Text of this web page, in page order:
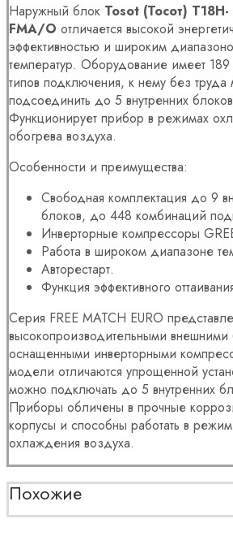
Наружный блок Tosot (Тосот) T18H-
FMA/O отличается высокой
эффективностью и широким
температур. Оборудование имеет
типов подключения, к нему без
подсоединить до 5 внутренних
Функционирует прибор в режимах
обогрева воздуха.
Особенности и преимущества:
Свободная комплектация до 9
блоков, до 448 комбинаций
Инверторные компрессоры
Работа в широком диапазоне
Авторестарт.
Функция эффективного
Серия FREE MATCH EURO
высокопроизводительными
оснащенными инверторными
модели отличаются упрощенной
можно подключать до 5 внутренних
Приборы обличены в прочные
корпусы и способны работать в
охлаждения воздуха.
Похожие